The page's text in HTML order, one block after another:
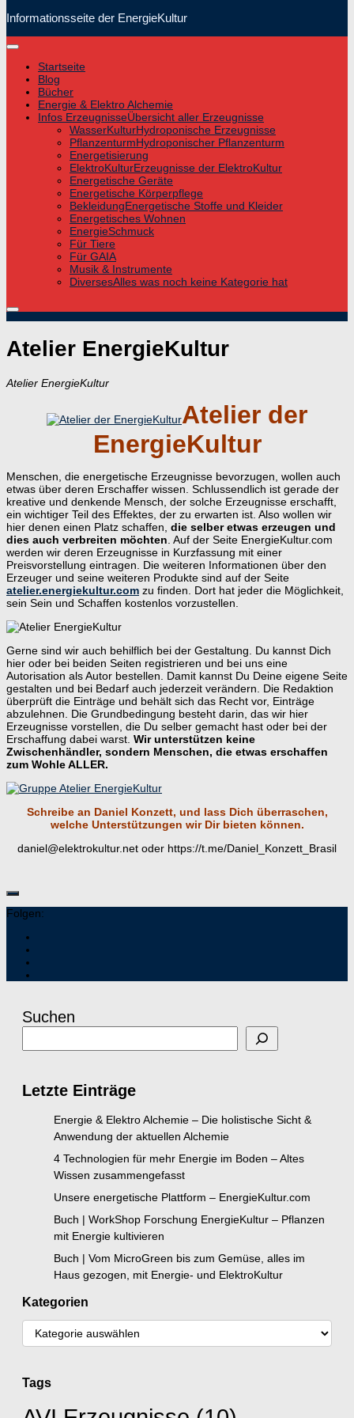
Informationsseite der EnergieKultur
Startseite
Blog
Bücher
Energie & Elektro Alchemie
Infos ErzeugnisseÜbersicht aller Erzeugnisse
WasserKulturHydroponische Erzeugnisse
PflanzenturmHydroponischer Pflanzenturm
Energetisierung
ElektroKulturErzeugnisse der ElektroKultur
Energetische Geräte
Energetische Körperpflege
BekleidungEnergetische Stoffe und Kleider
Energetisches Wohnen
EnergieSchmuck
Für Tiere
Für GAIA
Musik & Instrumente
DiversesAlles was noch keine Kategorie hat
Atelier EnergieKultur
Atelier EnergieKultur
Atelier der
EnergieKultur
Menschen, die energetische Erzeugnisse bevorzugen, wollen auch
etwas über deren Erschaffer wissen. Schlussendlich ist gerade der
kreative und denkende Mensch, der solche Erzeugnisse erschafft,
ein wichtiger Teil des Effektes, der zu erwarten ist. Also wollen wir
hier denen einen Platz schaffen, die selber etwas erzeugen und
dies auch verbreiten möchten . Auf der Seite EnergieKultur.com
werden wir deren Erzeugnisse in Kurzfassung mit einer
Preisvorstellung eintragen. Die weiteren Informationen über den
Erzeuger und seine weiteren Produkte sind auf der Seite
atelier.energiekultur.com zu finden. Dort hat jeder die Möglichkeit,
sein Sein und Schaffen kostenlos vorzustellen.
Gerne sind wir auch behilflich bei der Gestaltung. Du kannst Dich
hier oder bei beiden Seiten registrieren und bei uns eine
Autorisation als Autor bestellen. Damit kannst Du Deine eigene Seite
gestalten und bei Bedarf auch jederzeit verändern. Die Redaktion
überprüft die Einträge und behält sich das Recht vor, Einträge
abzulehnen. Die Grundbedingung besteht darin, das wir hier
Erzeugnisse vorstellen, die Du selber gemacht hast oder bei der
Erschaffung dabei warst. Wir unterstützen keine
Zwischenhändler, sondern Menschen, die etwas erschaffen
zum Wohle ALLER.
Schreibe an Daniel Konzett, und lass Dich überraschen,
welche Unterstützungen wir Dir bieten können.
daniel@elektrokultur.net oder https://t.me/Daniel_Konzett_Brasil
Folgen:
Suchen
Letzte Einträge
Energie & Elektro Alchemie – Die holistische Sicht &
Anwendung der aktuellen Alchemie
4 Technologien für mehr Energie im Boden – Altes
Wissen zusammengefasst
Unsere energetische Plattform – EnergieKultur.com
Buch | WorkShop Forschung EnergieKultur – Pflanzen
mit Energie kultivieren
Buch | Vom MicroGreen bis zum Gemüse, alles im
Haus gezogen, mit Energie- und ElektroKultur
Kategorien
Tags